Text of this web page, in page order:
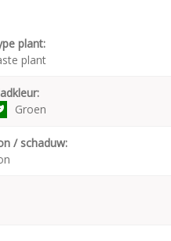
plant:
plant
Groen
/ schaduw: